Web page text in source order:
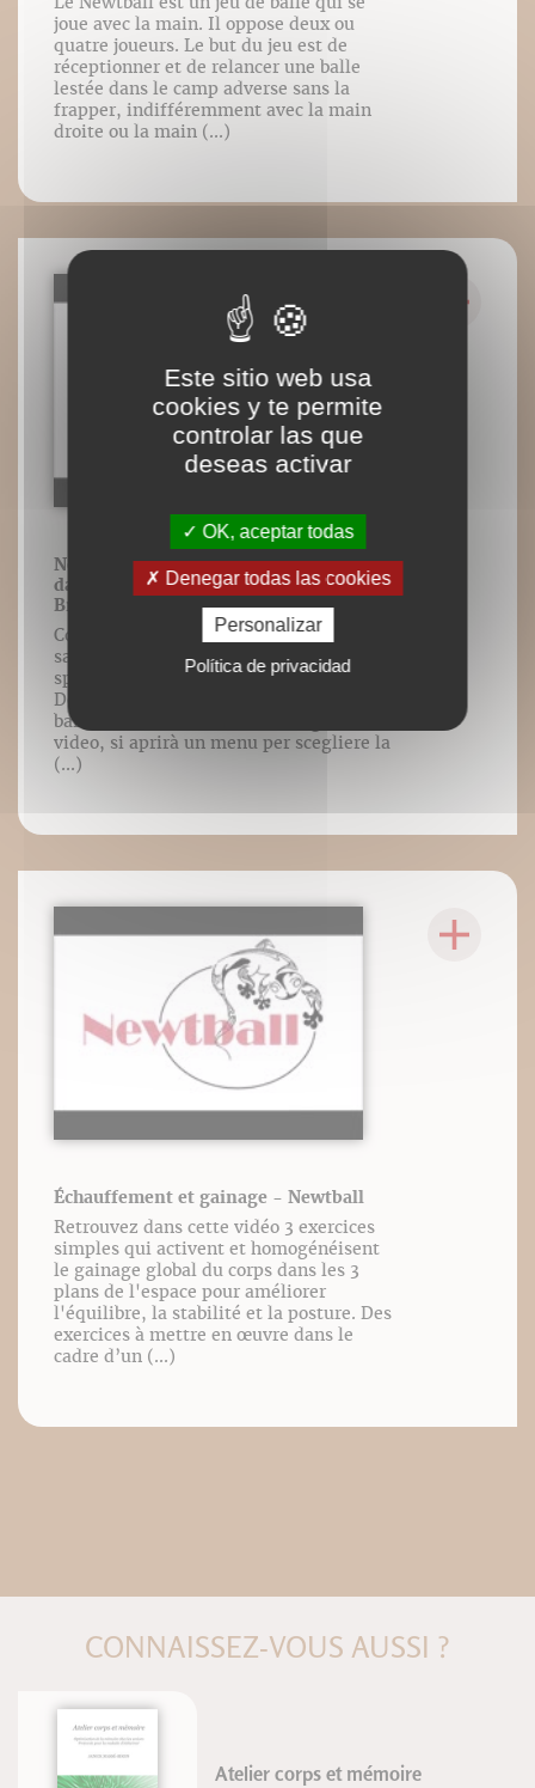
joue avec la main. Il oppose deux ou
quatre joueurs. Le but du jeu est de
réceptionner et de relancer une balle
lestée dans le camp adverse sans la
frapper, indifféremment avec la main
droite ou la main (...)
Newtball – Mouvements autorisés
dans le cadre du jeu - par Frédéric
Brigaud
Contenu vidéo lié à l’ouvrage Améliorer
sa posture du quotidien à la pratique
sportive, Frédéric Brigaud, Éditions
DésIris. [Cliccando sulla destra della
barra di controllo presente in ogni
video, si aprirà un menu per scegliere la
(...)
Échauffement et gainage - Newtball
Retrouvez dans cette vidéo 3 exercices
simples qui activent et homogénéisent
le gainage global du corps dans les 3
plans de l'espace pour améliorer
l'équilibre, la stabilité et la posture. Des
exercices à mettre en œuvre dans le
cadre d’un (...)
CONNAISSEZ-VOUS AUSSI ?
corps et mémoire
Este sitio web usa
cookies y te permite
controlar las que
deseas activar
OK, aceptar todas
Denegar todas las cookies
Personalizar
Política de privacidad